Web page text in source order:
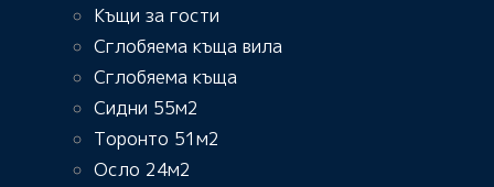
Къщи за гости
Сглобяема къща вила
Сглобяема къща
Сидни 55м2
Торонто 51м2
Осло 24м2